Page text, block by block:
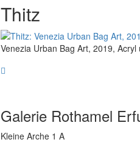
Thitz
Venezia Urban Bag Art, 2019,
Galerie Rothamel
Kleine Arche 1 A